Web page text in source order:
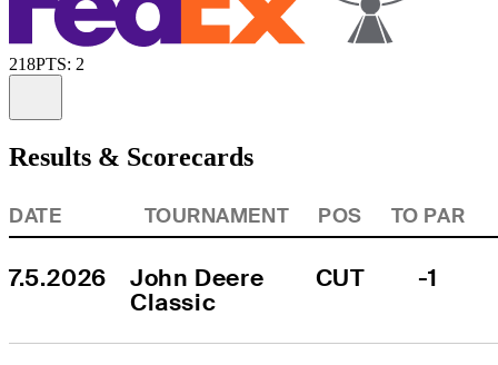
218PTS: 2
Results & Scorecards
DATE TOURNAMENT POS TO PAR
7.5.2026
John Deere
Classic
CUT -1